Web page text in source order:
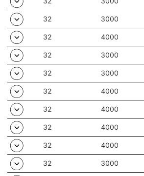
32 3000
32 4000
32 3000
32 3000
32 4000
32 4000
32 4000
32 4000
32 3000